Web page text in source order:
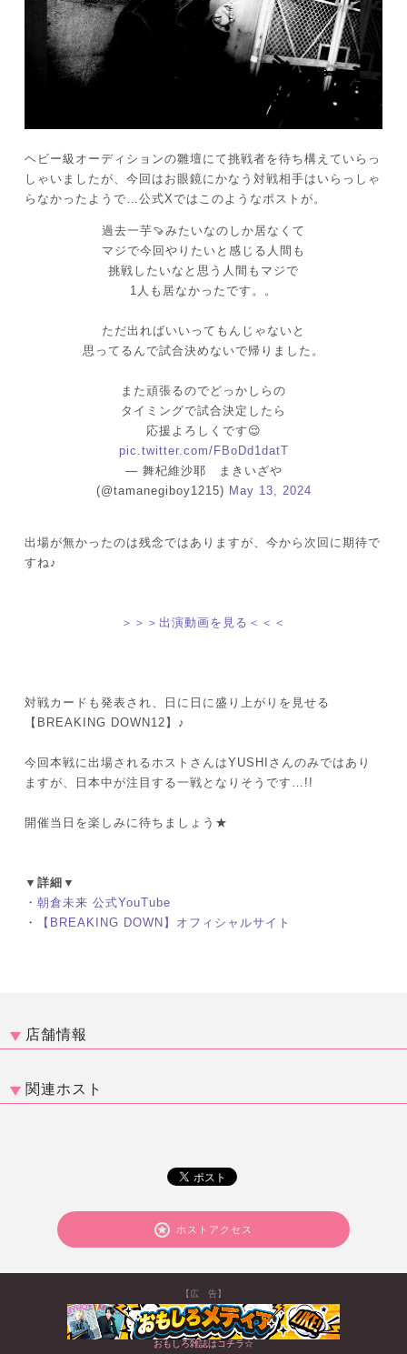
ヘビー級オーディションの雛壇にて挑戦者を待ち構えていらっ
しゃいましたが、今回はお眼鏡にかなう対戦相手はいらっしゃ
らなかったようで…公式Xではこのようなポストが。
過去一芋🍠みたいなのしか居なくて
マジで今回やりたいと感じる人間も
挑戦したいなと思う人間もマジで
1人も居なかったです。。
ただ出ればいいってもんじゃないと
思ってるんで試合決めないで帰りました。
また頑張るのでどっかしらの
タイミングで試合決定したら
応援よろしくです😌
pic.twitter.com/FBoDd1datT
— 舞杞維沙耶 まきいざや
(@tamanegiboy1215) May 13, 2024
出場が無かったのは残念ではありますが、今から次回に期待で
すね♪
＞＞＞出演動画を見る＜＜＜
対戦カードも発表され、日に日に盛り上がりを見せる
【BREAKING DOWN12】♪
今回本戦に出場されるホストさんはYUSHIさんのみではあり
ますが、日本中が注目する一戦となりそうです…!!
開催当日を楽しみに待ちましょう★
▼詳細▼
・ 朝倉未来 公式YouTube
・
【BREAKING DOWN】オフィシャルサイト
店舗情報
関連ホスト
ホストアクセス
【広 告】
おもしろ雑誌はコチラ☆